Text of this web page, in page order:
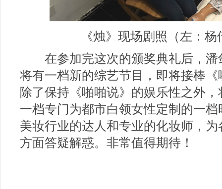
《烛》现场剧照（左：
在参加完这次的颁奖典礼后，
将有一档新的综艺节目，即将接棒
除了保持《啪啪说》的娱乐性之外
一档专门为都市白领女性定制的一
美妆行业的达人和专业的化妆师，
方面答疑解惑。非常值得期待！